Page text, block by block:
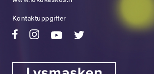
Kontaktuppgifter